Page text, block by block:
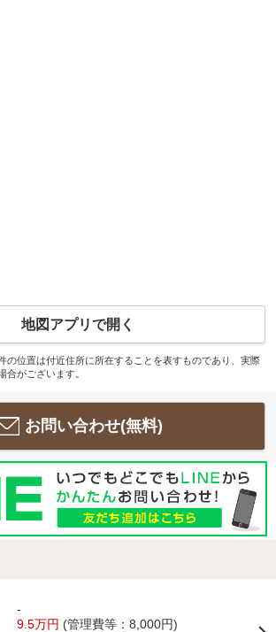
地図アプリで開く
の位置は付近住所に所在することを表すものであり、実際
合がございます。
お問い合わせ(無料)
-
9.5万円 (管理費等：8,000円)